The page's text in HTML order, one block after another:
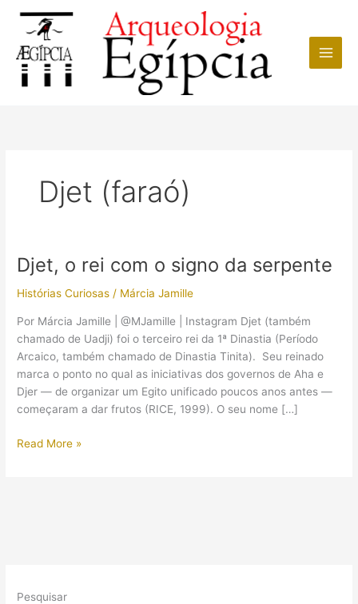
conteúdo
Djet (faraó)
Djet, o rei com o signo da serpente
Histórias Curiosas / Márcia Jamille
Por Márcia Jamille | @MJamille | Instagram Djet (também
chamado de Uadji) foi o terceiro rei da 1ª Dinastia​ (Período
Arcaico, também chamado de Dinastia Tinita). Seu reinado
marca o ponto no qual as iniciativas dos governos de Aha e
Djer — de organizar um Egito unificado poucos anos antes —
começaram a dar frutos (RICE, 1999). O seu nome […]
Djet,
Read More »
Pesquisar